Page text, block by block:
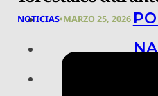
NOTICIAS•MARZO 25, 2026